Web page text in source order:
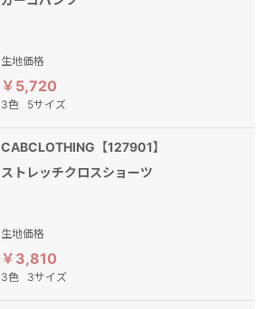
生地価格
￥5,720
3色 5サイズ
CABCLOTHING【127901】
ストレッチクロスショーツ
生地価格
￥3,810
3色 3サイズ